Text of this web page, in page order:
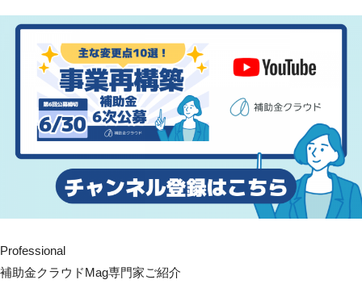
Professional
補助金クラウドMag専門家ご紹介